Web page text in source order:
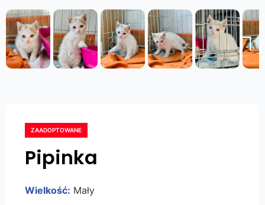
Next
ZAADOPTOWANE
Pipinka
Wielkość: Mały